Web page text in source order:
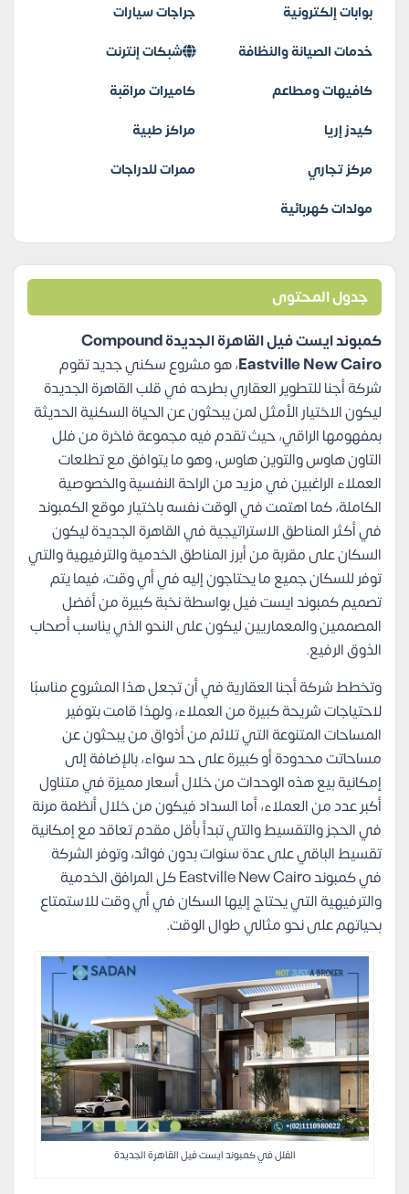
بوابات إلكترونية
جراجات سيارات
خدمات الصيانة والنظافة
شبكات إنترنت
كافيهات ومطاعم
كاميرات مراقبة
كيدز إريا
مراكز طبية
مركز تجاري
ممرات للدراجات
مولدات كهربائية
جدول المحتوى
كمبوند ايست فيل القاهرة الجديدة Compound
Eastville New Cairo، هو مشروع سكني جديد تقوم
شركة أجنا للتطوير العقاري بطرحه في قلب القاهرة الجديدة
ليكون الاختيار الأمثل لمن يبحثون عن الحياة السكنية الحديثة
بمفهومها الراقي، حيث تقدم فيه مجموعة فاخرة من فلل
التاون هاوس والتوين هاوس، وهو ما يتوافق مع تطلعات
العملاء الراغبين في مزيد من الراحة النفسية والخصوصية
الكاملة، كما اهتمت في الوقت نفسه باختيار موقع الكمبوند
في أكثر المناطق الاستراتيجية في القاهرة الجديدة ليكون
السكان على مقربة من أبرز المناطق الخدمية والترفيهية والتي
توفر للسكان جميع ما يحتاجون إليه في أي وقت، فيما يتم
تصميم كمبوند ايست فيل بواسطة نخبة كبيرة من أفضل
المصممين والمعماريين ليكون على النحو الذي يناسب أصحاب
الذوق الرفيع.
وتخطط شركة أجنا العقارية في أن تجعل هذا المشروع مناسبًا
لاحتياجات شريحة كبيرة من العملاء، ولهذا قامت بتوفير
المساحات المتنوعة التي تلائم من أذواق من يبحثون عن
مساحاتت محدودة أو كبيرة على حد سواء، بالإضافة إلى
إمكانية بيع هذه الوحدات من خلال أسعار مميزة في متناول
أكبر عدد من العملاء، أما السداد فيكون من خلال أنظمة مرنة
في الحجز والتقسيط والتي تبدأ بأقل مقدم تعاقد مع إمكانية
تقسيط الباقي على عدة سنوات بدون فوائد، وتوفر الشركة
في كمبوند Eastville New Cairo كل المرافق الخدمية
والترفيهية التي يحتاج إليها السكان في أي وقت للاستمتاع
بحياتهم على نحو مثالي طوال الوقت.
الفلل في كمبوند ايست فيل القاهرة الجديدة